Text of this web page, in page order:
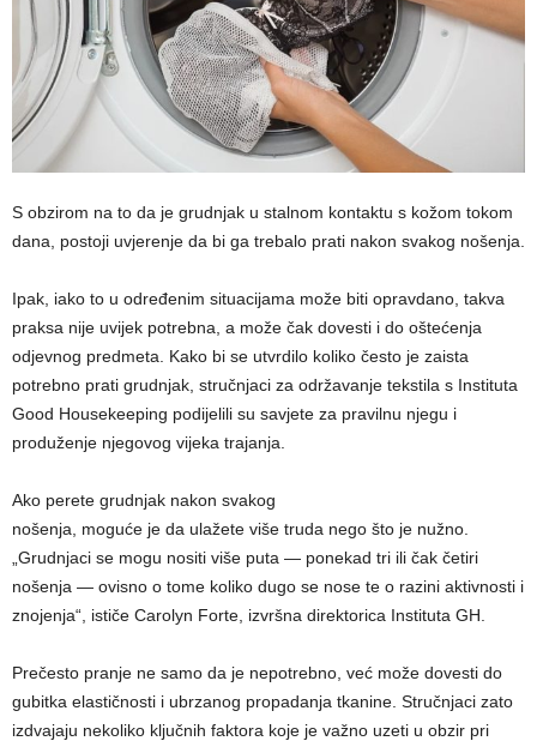
S obzirom na to da je grudnjak u stalnom kontaktu s kožom tokom
dana, postoji uvjerenje da bi ga trebalo prati nakon svakog nošenja.
Ipak, iako to u određenim situacijama može biti opravdano, takva
praksa nije uvijek potrebna, a može čak dovesti i do oštećenja
odjevnog predmeta. Kako bi se utvrdilo koliko često je zaista
potrebno prati grudnjak, stručnjaci za održavanje tekstila s Instituta
Good Housekeeping podijelili su savjete za pravilnu njegu i
produženje njegovog vijeka trajanja.
Ako perete grudnjak nakon svakog
nošenja, moguće je da ulažete više truda nego što je nužno.
„Grudnjaci se mogu nositi više puta — ponekad tri ili čak četiri
nošenja — ovisno o tome koliko dugo se nose te o razini aktivnosti i
znojenja“, ističe Carolyn Forte, izvršna direktorica Instituta GH.
Prečesto pranje ne samo da je nepotrebno, već može dovesti do
gubitka elastičnosti i ubrzanog propadanja tkanine. Stručnjaci zato
izdvajaju nekoliko ključnih faktora koje je važno uzeti u obzir pri